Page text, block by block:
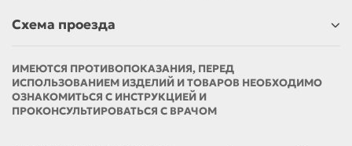
Схема проезда
ИМЕЮТСЯ ПРОТИВОПОКАЗАНИЯ, ПЕРЕД
ИСПОЛЬЗОВАНИЕМ ИЗДЕЛИЙ И ТОВАРОВ НЕОБХОДИМО
ОЗНАКОМИТЬСЯ С ИНСТРУКЦИЕЙ И
ПРОКОНСУЛЬТИРОВАТЬСЯ С ВРАЧОМ